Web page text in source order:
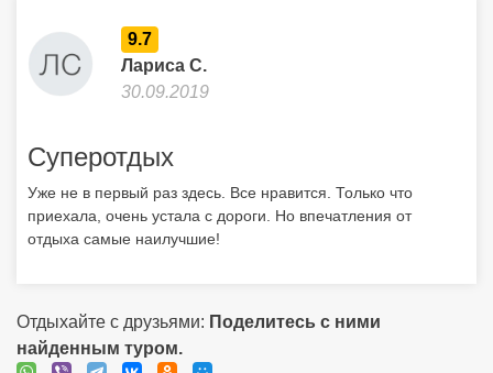
9.7
Лариса С.
30.09.2019
Суперотдых
Уже не в первый раз здесь. Все нравится. Только что
приехала, очень устала с дороги. Но впечатления от
отдыха самые наилучшие!
Отдыхайте с друзьями: Поделитесь с ними
найденным туром.